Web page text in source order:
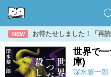
NEW お待たせしました！「再
世界で
庫)
深水黎一郎